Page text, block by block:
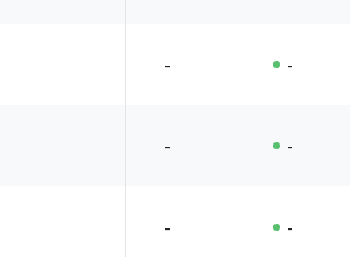
- -
- -
- -